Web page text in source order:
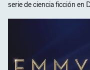
serie de ciencia ficción en